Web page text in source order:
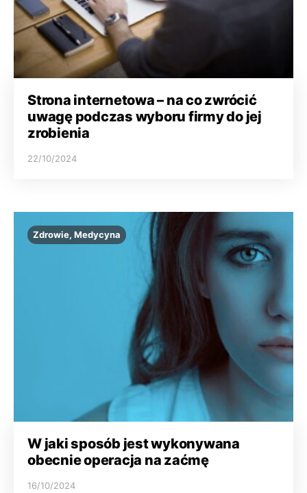
Strona internetowa – na co zwrócić
uwagę podczas wyboru firmy do jej
zrobienia
22/10/2024
Zdrowie, Medycyna
W jaki sposób jest wykonywana
obecnie operacja na zaćmę
16/10/2024